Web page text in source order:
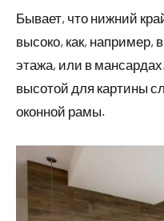
Бывает, что нижний
высоко, как, например,
этажа, или в
высотой для картины
оконной рамы.